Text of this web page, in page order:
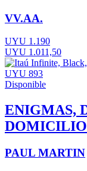
VV.AA.
UYU 1.190
UYU 1.011,50
UYU 893
Disponible
ENIGMAS,
PAUL MARTIN